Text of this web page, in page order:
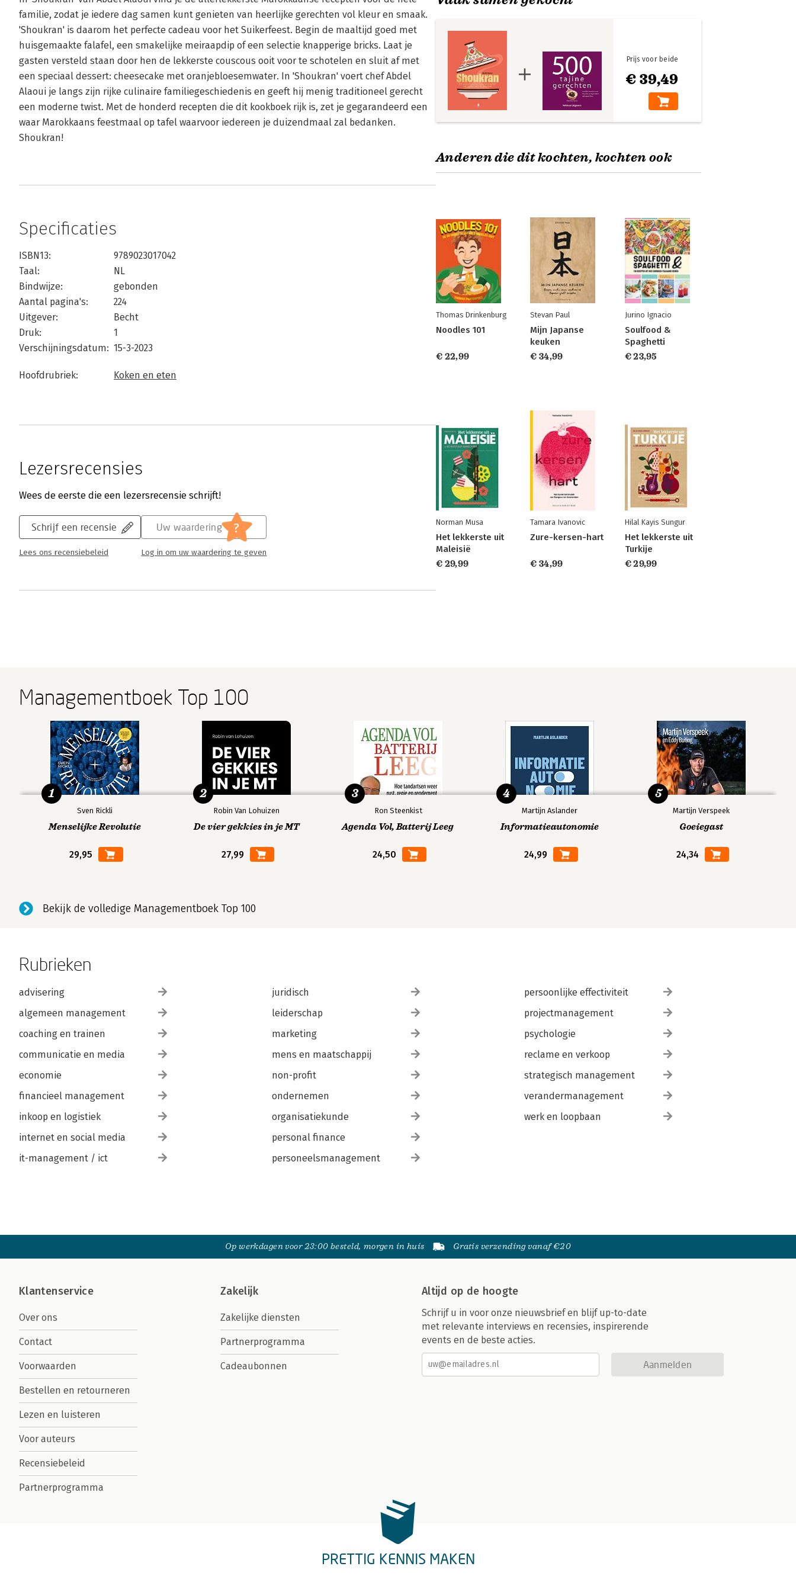
familie, zodat je iedere dag samen kunt genieten van heerlijke gerechten vol kleur en smaak.
'Shoukran' is daarom het perfecte cadeau voor het Suikerfeest. Begin de maaltijd goed met
huisgemaakte falafel, een smakelijke meiraapdip of een selectie knapperige bricks. Laat je
gasten versteld staan door hen de lekkerste couscous ooit voor te schotelen en sluit af met
een speciaal dessert: cheesecake met oranjebloesemwater. In 'Shoukran' voert chef Abdel
Alaoui je langs zijn rijke culinaire familiegeschiedenis en geeft hij menig traditioneel gerecht
een moderne twist. Met de honderd recepten die dit kookboek rijk is, zet je gegarandeerd een
waar Marokkaans feestmaal op tafel waarvoor iedereen je duizendmaal zal bedanken.
Shoukran!
Specificaties
ISBN13:
9789023017042
Taal:
NL
Bindwijze:
gebonden
Aantal pagina's:
224
Uitgever:
Becht
Druk:
1
Verschijningsdatum: 15-3-2023
Hoofdrubriek: Koken en eten
Lezersrecensies
Wees de eerste die een lezersrecensie schrijft!
Schrijf een recensie
Lees ons recensiebeleid
Uw waardering ?
Log in om uw waardering te geven
€ 39,49
Prijs voor beide
Anderen die dit kochten, kochten ook
Thomas Drinkenburg
Noodles 101
€ 22,99
Stevan Paul
Mijn Japanse
keuken
€ 34,99
Jurino Ignacio
Soulfood &
Spaghetti
€ 23,95
Norman Musa
Het lekkerste uit
Maleisië
€ 29,99
Tamara Ivanovic
Zure-kersen-hart
€ 34,99
Hilal Kayis Sungur
Het lekkerste uit
Turkije
€ 29,99
Managementboek Top 100
Sven Rickli
Menselijke Revolutie
29,95
1
Robin Van Lohuizen
De vier gekkies in je MT
27,99
2
Ron Steenkist
Agenda Vol, Batterij Leeg
24,50
3
Martijn Aslander
Informatieautonomie
24,99
4
Martijn Verspeek
Goeiegast
24,34
5
Bekijk de volledige Managementboek Top 100
Rubrieken
advisering
algemeen management
coaching en trainen
communicatie en media
economie
financieel management
inkoop en logistiek
internet en social media
it-management / ict
juridisch
leiderschap
marketing
mens en maatschappij
non-profit
ondernemen
organisatiekunde
personal finance
personeelsmanagement
persoonlijke effectiviteit
projectmanagement
psychologie
reclame en verkoop
strategisch management
verandermanagement
werk en loopbaan
Op werkdagen voor 23:00 besteld, morgen in huis Gratis verzending vanaf €20
Klantenservice
Over ons
Contact
Voorwaarden
Bestellen en retourneren
Lezen en luisteren
Voor auteurs
Recensiebeleid
Partnerprogramma
Zakelijk
Zakelijke diensten
Partnerprogramma
Cadeaubonnen
Altijd op de hoogte
Schrijf u in voor onze nieuwsbrief en blijf up-to-date
met relevante interviews en recensies, inspirerende
events en de beste acties.
Aanmelden
PRETTIG KENNIS MAKEN